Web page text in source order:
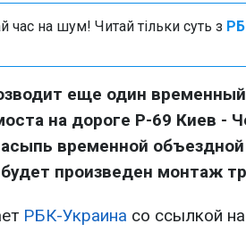
час на шум! Читай тільки суть з
еще один
на дороге Р-69 Киев -
временной
произведен монтаж
РБК-Украина со ссылкой